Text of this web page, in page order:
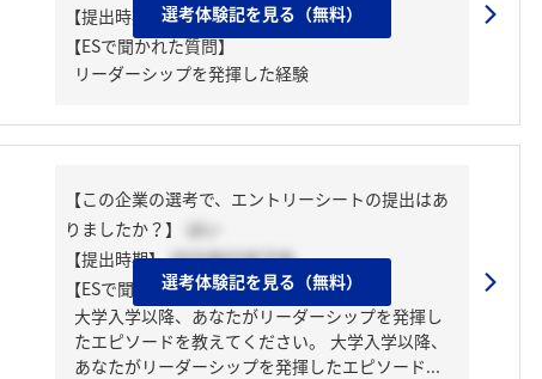
【提出時期】 2025年03月下旬
【ESで聞かれた質問】
リーダーシップを発揮した経験
選考体験記を見る（無料）
【この企業の選考で、エントリーシートの提出はあ
りましたか？】
はい
【提出時期】 2025年03月下旬
【ESで聞かれた質問】
大学入学以降、あなたがリーダーシップを発揮し
たエピソードを教えてください。 大学入学以降、
あなたがリーダーシップを発揮したエピソード...
選考体験記を見る（無料）